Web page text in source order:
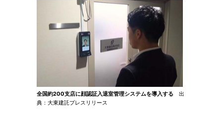
全国約200支店に顔認証入退室管理システムを導入する 出
典：大東建託プレスリリース